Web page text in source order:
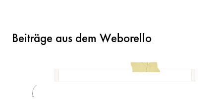
Beiträge aus dem Weborello